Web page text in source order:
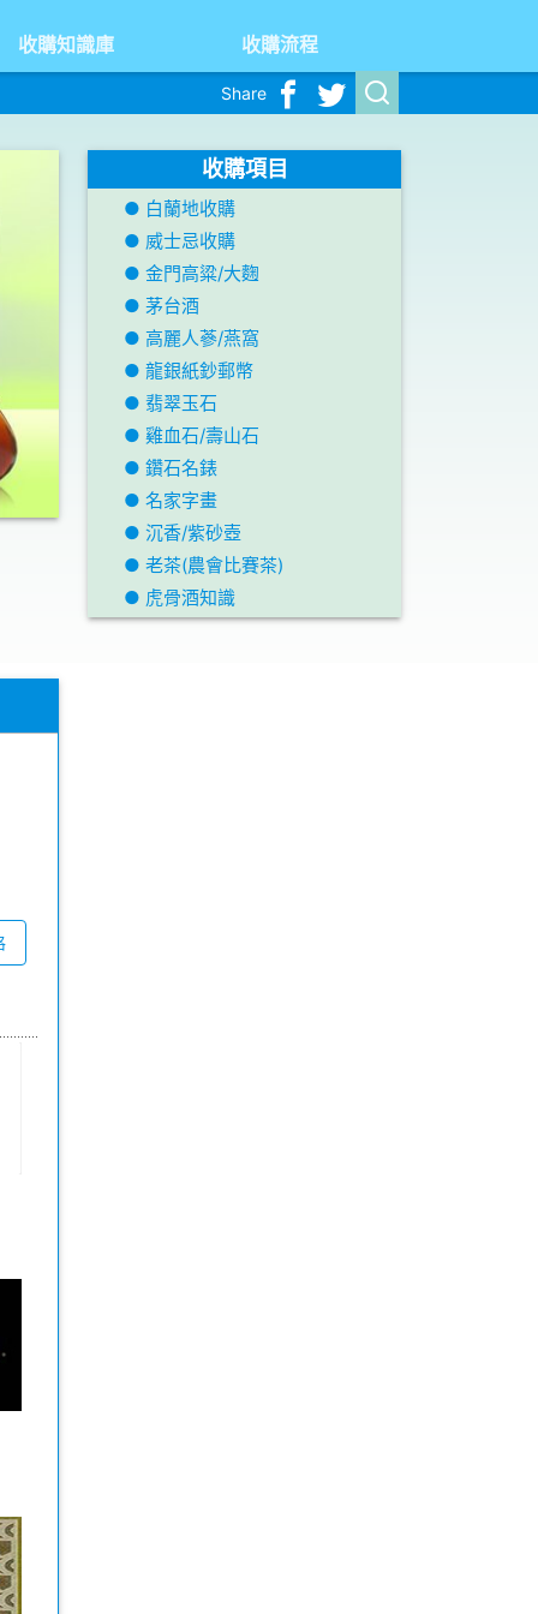
收購知識庫 收購流程
Share
收購項目
● 白蘭地收購
● 威士忌收購
● 金門高粱/大麴
● 茅台酒
● 高麗人蔘/燕窩
● 龍銀紙鈔郵幣
● 翡翠玉石
● 雞血石/壽山石
● 鑽石名錶
● 名家字畫
● 沉香/紫砂壺
● 老茶(農會比賽茶)
● 虎骨酒知識